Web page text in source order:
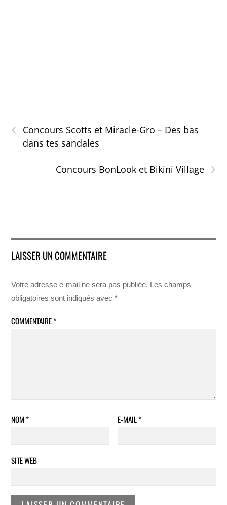
‹
Concours Scotts et Miracle-Gro – Des bas
dans tes sandales
›
Concours BonLook et Bikini Village
LAISSER UN COMMENTAIRE
Votre adresse e-mail ne sera pas publiée. Les champs
obligatoires sont indiqués avec*
COMMENTAIRE*
NOM* E-MAIL*
SITE WEB